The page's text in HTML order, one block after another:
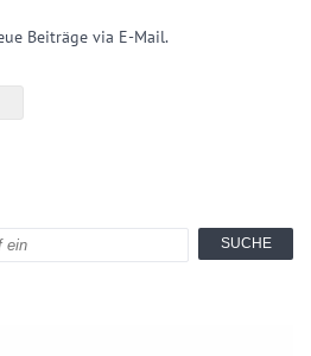
Beiträge via E-Mail.